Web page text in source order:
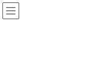
コ
ン
ナ
ビ